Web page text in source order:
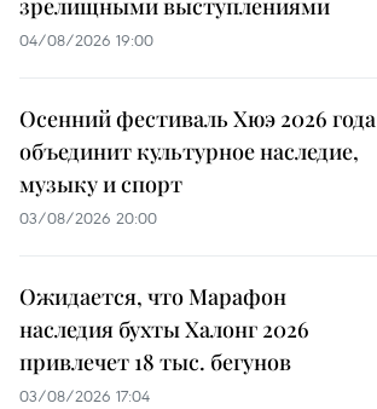
зрелищными выступлениями
04/08/2026 19:00
Осенний фестиваль Хюэ 2026 года
объединит культурное наследие,
музыку и спорт
03/08/2026 20:00
Ожидается, что Марафон
наследия бухты Халонг 2026
привлечет 18 тыс. бегунов
03/08/2026 17:04